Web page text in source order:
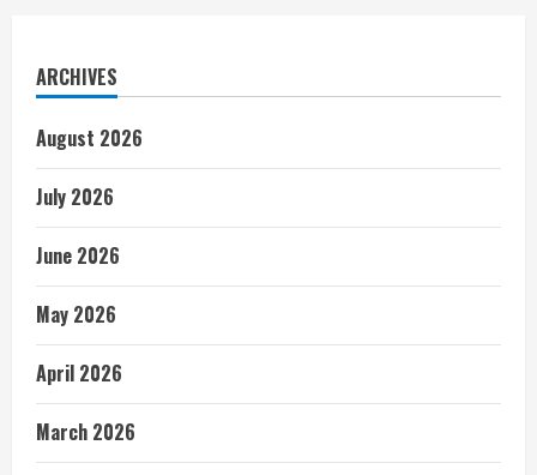
ARCHIVES
August 2026
July 2026
June 2026
May 2026
April 2026
March 2026